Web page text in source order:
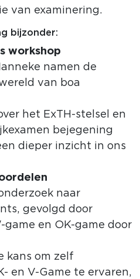
van examinering.
bijzonder:
workshop
namen de
van boa
het ExTH-stelsel en
bejegening
dieper inzicht in ons
naar
gevolgd door
en OK-game door
kans om zelf
en V-Game te ervaren,